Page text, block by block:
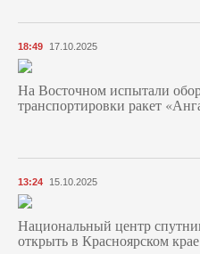
18:49 17.10.2025
На Восточном испытали
транспортировки ракет
13:24 15.10.2025
Национальный центр
открыть в Красноярском крае